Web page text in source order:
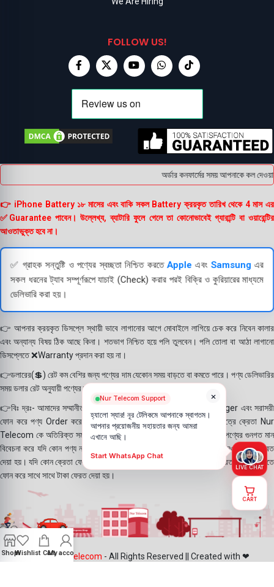
FOLLOW US!
অর্ডার কনফার্মের সময় আপনাকে কল
👉 iPhone Battery ১৮ মাসের এবং বাকি সকল Battery ক্রয়কৃত তারিখ থেকে 4 মাস এর
✅Guarantee পাবেন। উল্লেখ্য, ব্যাটারি ফুলে গেলে তা কোনোভাবেই গ্যারান্টি বা ওয়ারেন্টির
আওতাভুক্ত হবে না।
✅ গ্রাহক সন্তুষ্টি ও পণ্যের স্বচ্ছতা নিশ্চিত করতেApple এবং Samsung এর
সকল ধরনের ট্যাব সম্পূর্ণরূপে যাচাই (Check) করার পরই বিক্রি ও কুরিয়ারের মাধ্যমে
ডেলিভারি করা হয়।
👉 আপনার ক্রয়কৃত ডিসপ্লে স্থায়ী ভাবে লাগানোর আগে মোবাইলে লাগিয়ে চেক করে নিবেন কালার
এবং অন্যান্য বিষয় ঠিক আছে কিনা। শতভাগ নিশ্চিত হয়ে পলি তুলবেন। পলি তোলা বা আঠা লাগানো
ডিসপ্লেতে ❌Warranty প্রদান করা হয় না।
👉ডলারের(💲) রেট কম বেশির জন্য পণ্যের দাম যেকোন সময় বাড়তে বা কমতে পারে। পণ্য ডেলিভারির
সময় ডলার রেট অনুযায়ী পণ্যের দাম নির্ধারণ করা হয়।
👉বিঃ দ্রঃ- আমাদের সম্মানীত ক্রেতাগন Website, Whatsapp, Messenger এবং সরাসরী
ফোন করে পণ্য Order করে থাকে। যদি কোন পণ্য stock এ না থাকে সেক্ষেত্রে ক্রেতা Nur
Telecom কে অতিরিক্ত সময় দিয়েও পণ্যটি নিতে আগ্রহ প্রকাশ করে থাকেন। পণ্যের গুনগত মান
বিবেচনা করে যদি কোন পণ্য না দিতে পারি সেক্ষেত্রে ক্রেতাকে ফোন করে অগ্রিম নেওয়া টাকা ফেরত
দেয়া হয়। যদি কোন ক্রেতা ফোন না ধরে সেক্ষেত্রে Nur Telecom দায়ী নয়। ক্রেতা যদি পরবর্তীতে
ফোন করে সাথে সাথে টাকা ফেরত দেয়া হয়।
©2025Nur Telecom - All Rights Reserved || Created with ❤
ShopWishlist CartMy account
×
Nur Telecom Support
হ্যালো স্যার! নূর টেলিকমে আপনাকে স্বাগতম।
আপনার প্রয়োজনীয় সহায়তার জন্য আমরা
এখানে আছি।
Start WhatsApp Chat
LIVE CHAT
CART